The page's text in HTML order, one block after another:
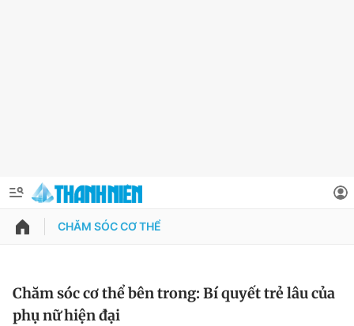
QUẢNG CÁO
Thông tin tài khoản
Đổi mật khẩu
CHĂM SÓC CƠ THỂ
Chăm sóc cơ thể bên trong: Bí quyết trẻ lâu của
phụ nữ hiện đại